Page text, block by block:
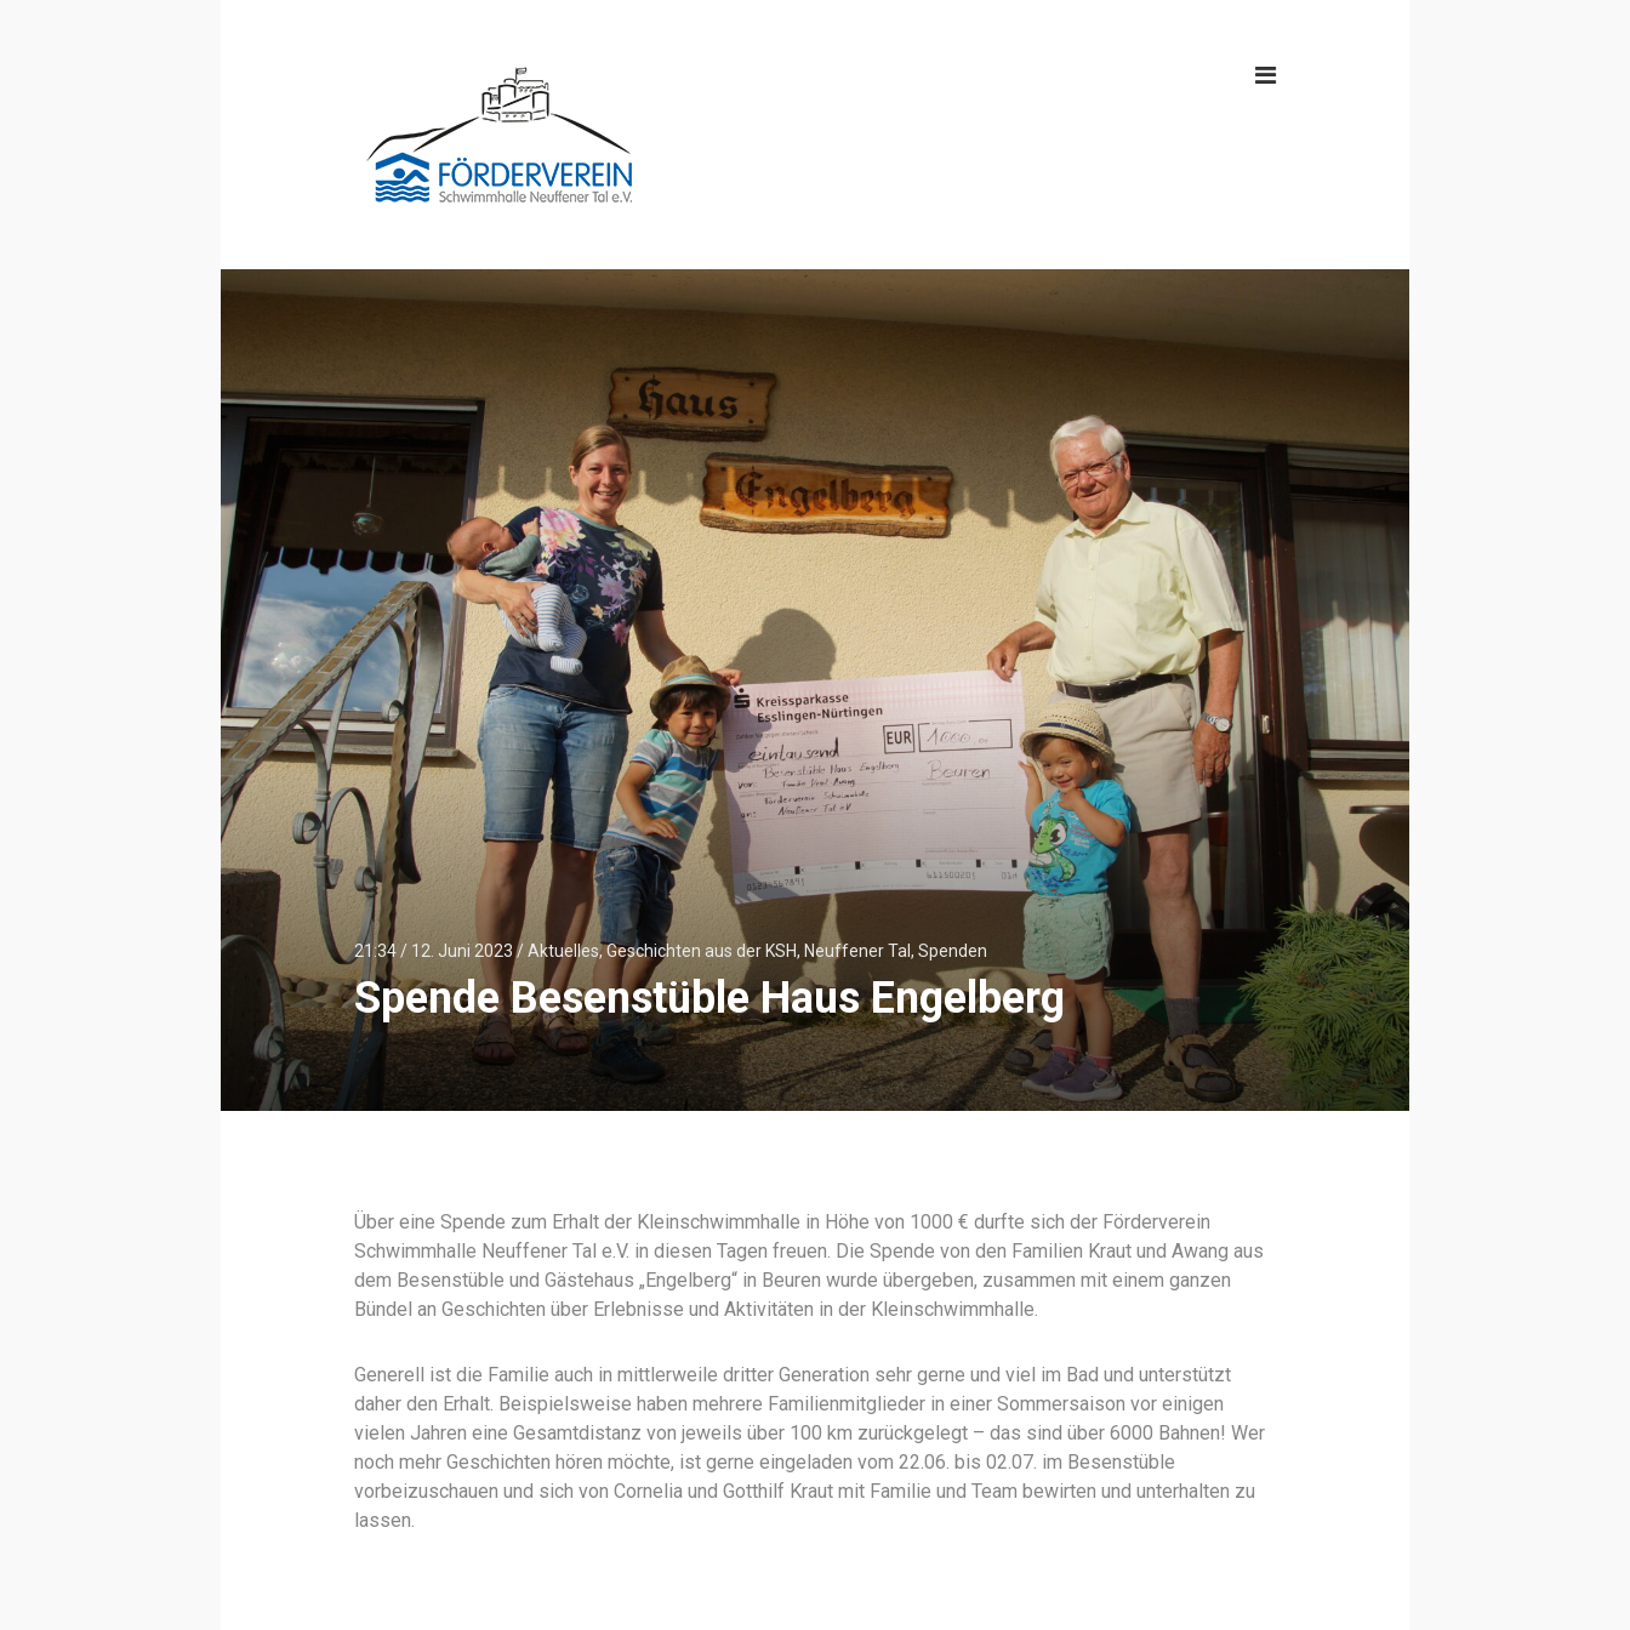
21:34 / 12. Juni 2023/Aktuelles,Geschichten aus der KSH, Neuffener Tal, Spenden
Spende Besenstüble Haus Engelberg
Über eine Spende zum Erhalt der Kleinschwimmhalle in Höhe von 1000 € durfte sich der Förderverein
Schwimmhalle Neuffener Tal e.V. in diesen Tagen freuen. Die Spende von den Familien Kraut und Awang aus
dem Besenstüble und Gästehaus „Engelberg“ in Beuren wurde übergeben, zusammen mit einem ganzen
Bündel an Geschichten über Erlebnisse und Aktivitäten in der Kleinschwimmhalle.
Generell ist die Familie auch in mittlerweile dritter Generation sehr gerne und viel im Bad und unterstützt
daher den Erhalt. Beispielsweise haben mehrere Familienmitglieder in einer Sommersaison vor einigen
vielen Jahren eine Gesamtdistanz von jeweils über 100 km zurückgelegt – das sind über 6000 Bahnen! Wer
noch mehr Geschichten hören möchte, ist gerne eingeladen vom 22.06. bis 02.07. im Besenstüble
vorbeizuschauen und sich von Cornelia und Gotthilf Kraut mit Familie und Team bewirten und unterhalten zu
lassen.